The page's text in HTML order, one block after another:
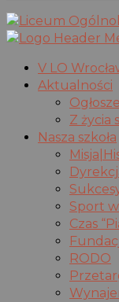
V LO
Aktualności
Z życia
Nasza szkoła
Sport
Czas
RODO